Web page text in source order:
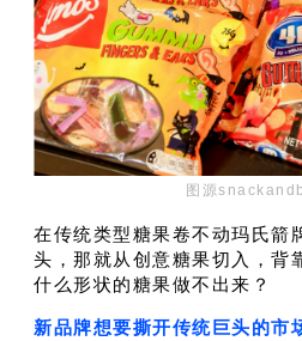
图源
在传统类型糖果卷不动玛氏箭
头，那就从创意糖果切入，背
什么形状的糖果做不出来？
新品牌想要撕开传统巨头的市